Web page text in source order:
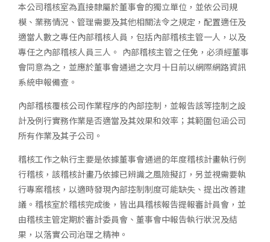
本公司稽核室為直接隸屬於董事會的獨立單位，並依公司規
模、業務情況、管理需要及其他相關法令之規定，配置適任及
適當人數之專任內部稽核人員，包括內部稽核主管一人，以及
專任之內部稽核人員三人。 內部稽核主管之任免，必須經董事
會同意為之，並應於董事會通過之次月十日前以網際網路資訊
系統申報備查。
內部稽核覆核公司作業程序的內部控制，並報告該等控制之設
計及例行實務作業是否適當及其效果和效率；其範圍包涵公司
所有作業及其子公司。
稽核工作之執行主要是依據董事會通過的年度稽核計畫執行例
行稽核，該稽核計畫乃依據已辨識之風險擬訂，另並視需要執
行專案稽核，以適時發現內部控制制度可能缺失、提出改善建
議。稽核室於稽核完成後，皆出具稽核報告提報審計員會，並
由稽核主管定期於審計委員會、董事會中報告執行狀況及結
果，以落實公司治理之精神。